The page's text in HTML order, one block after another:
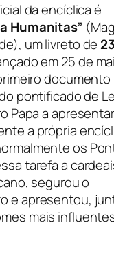
da encíclica é
Humanitas”
um livreto de
em 25 de
documento
pontificado de
Papa a
a própria
os
tarefa a
segurou o
e apresentou,
mais